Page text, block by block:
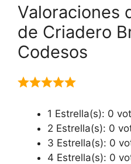
Valoraciones
de Criadero
Codesos
1 Estrella(s): 0
2 Estrella(s): 0
3 Estrella(s): 0
4 Estrella(s): 0